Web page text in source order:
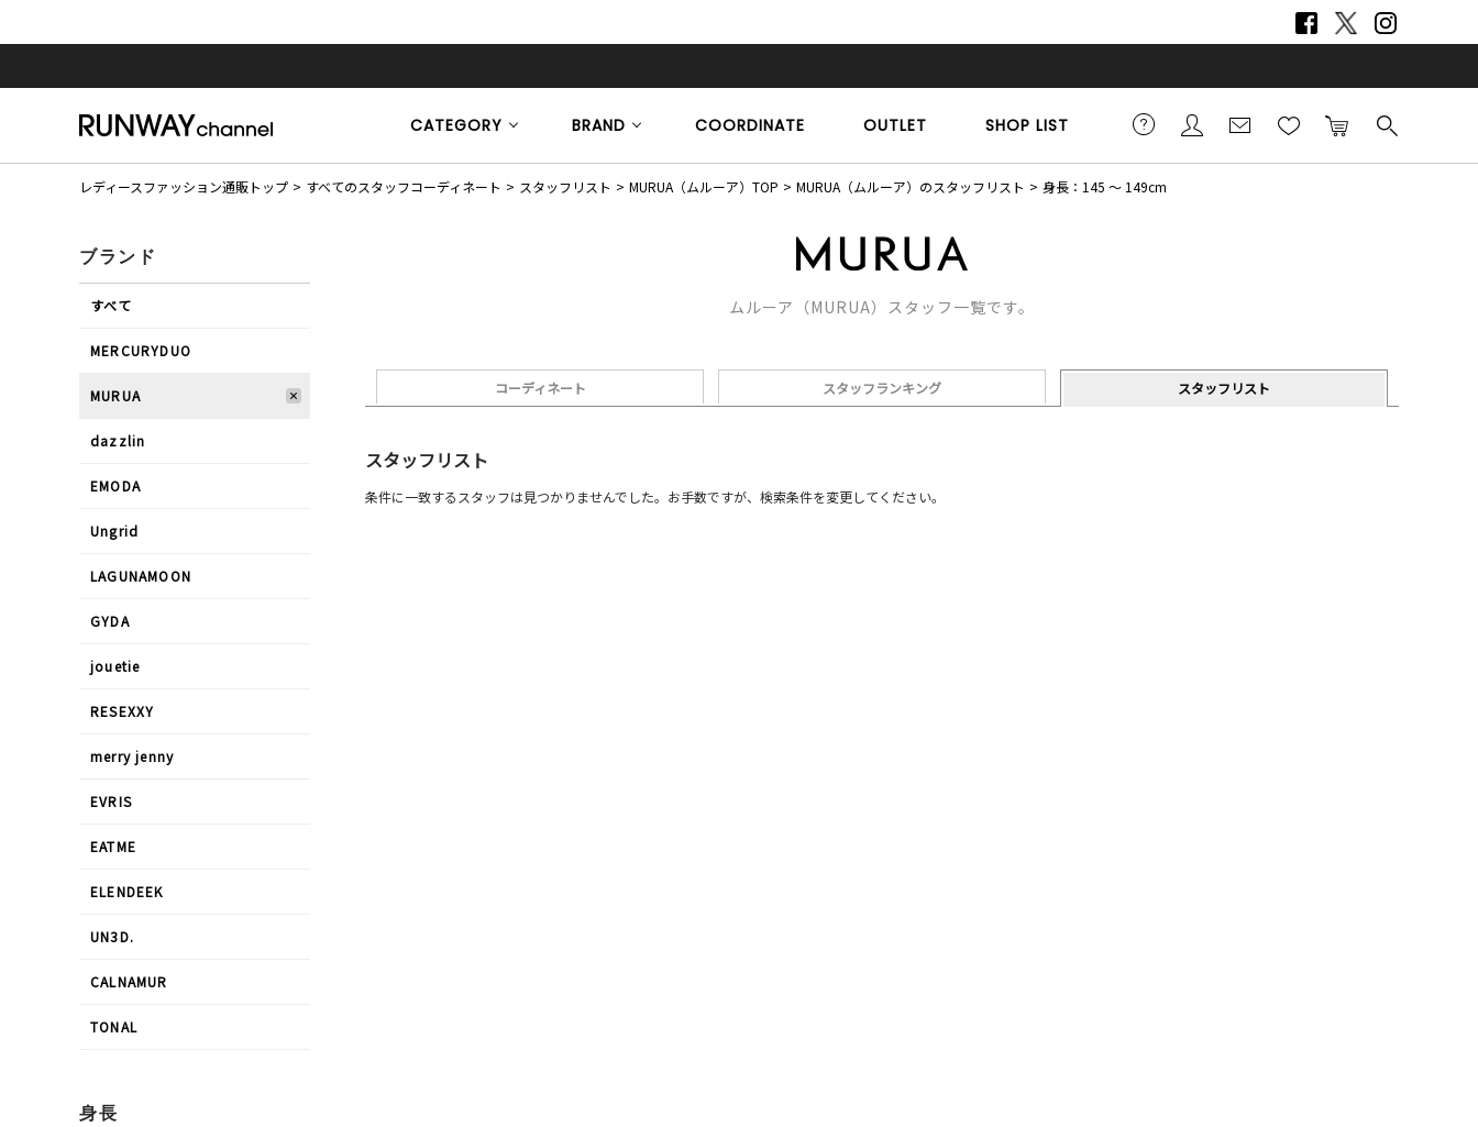
CATEGORY BRAND COORDINATE OUTLET SHOP LIST
レディースファッション通販トップ すべてのスタッフコーディネート スタッフリスト MURUA（ムルーア）TOP MURUA（ムルーア）のスタッフリスト 身長：145 ～ 149cm
ムルーア（MURUA）スタッフ一覧です。
コーディネート スタッフランキング スタッフリスト
スタッフリスト
条件に一致するスタッフは見つかりませんでした。お手数ですが、検索条件を変更してください。
ブランド
すべて
MERCURYDUO
MURUA
dazzlin
EMODA
Ungrid
LAGUNAMOON
GYDA
jouetie
RESEXXY
merry jenny
EVRIS
EATME
ELENDEEK
UN3D.
CALNAMUR
TONAL
身長